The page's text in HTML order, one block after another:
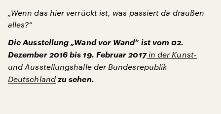
„Wenn das hier verrückt ist, was passiert da draußen
alles?“
Die Ausstellung „Wand vor Wand“ ist vom 02.
Dezember 2016 bis 19. Februar 2017in der Kunst-
und Ausstellungshalle der Bundesrepublik
Deutschlandzu sehen.